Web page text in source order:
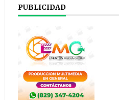
PUBLICIDAD